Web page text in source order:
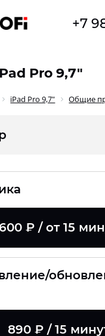
+7
Pro 9,7"
iPad Pro 9,7" Общие
₽ / от 15
890 ₽ / 15